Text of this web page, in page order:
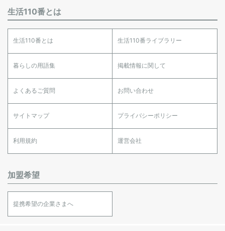
生活110番とは
生活110番とは 生活110番ライブラリー
暮らしの用語集 掲載情報に関して
よくあるご質問 お問い合わせ
サイトマップ プライバシーポリシー
利用規約 運営会社
加盟希望
提携希望の企業さまへ